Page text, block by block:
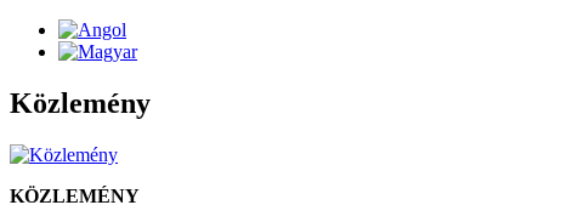
Közlemény
KÖZLEMÉNY